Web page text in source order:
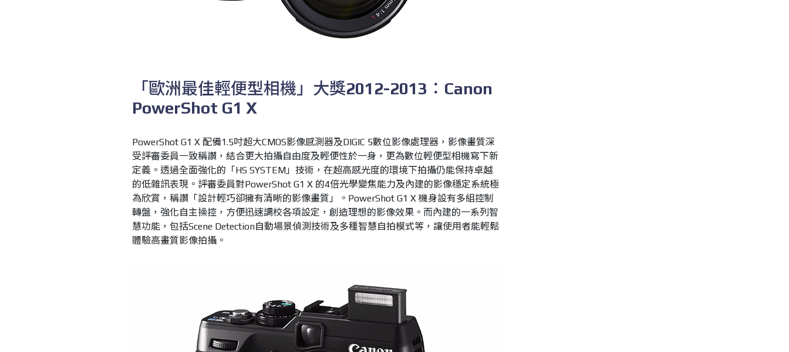
「歐洲最佳輕便型相機」大獎2012-2013 ： Canon
PowerShot G1 X
PowerShot G1 X 配備1.5吋超大CMOS影像感測器及DIGIC 5數位影像處理器，影像畫質深
受評審委員一致稱讚，結合更大拍攝自由度及輕便性於一身，更為數位輕便型相機寫下新
定義。透過全面強化的「HS SYSTEM」技術，在超高感光度的環境下拍攝仍能保持卓越
的低雜訊表現。 評審委員對PowerShot G1 X 的4倍光學變焦能力及內建的影像穩定系統極
為欣賞，稱讚「設計輕巧卻擁有清晰的影像畫質」
。 PowerShot G1 X 機身設有多組控制
轉盤，強化自主操控，方便迅速調校各項設定，創造理想的影像效果。而內建的一系列智
慧功能，包括Scene Detection自動場景偵測技術及多種智慧自拍模式等，讓使用者能輕鬆
體驗高畫質影像拍攝。